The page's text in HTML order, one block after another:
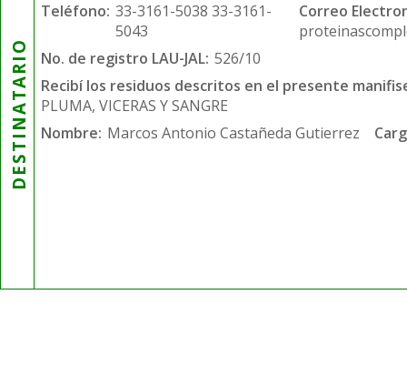
DESTINATARIO
Teléfono: 33-3161-5038 33-3161-
5043
Correo
No. de registro LAU-JAL: 526/10
Recibí los residuos descritos en el presente
PLUMA, VICERAS Y SANGRE
Nombre: Marcos Antonio Castañeda Gutierrez